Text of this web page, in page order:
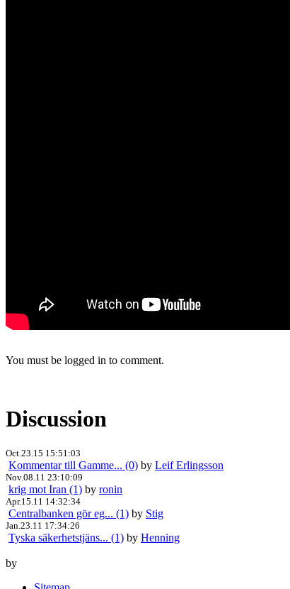
You must be logged in to comment.
Discussion
Oct.23.15 15:51:03
Kommentar till Gamme... (0) by Leif Erlingsson
Nov.08.11 23:10:09
krig mot Iran (1) by ronin
Apr.15.11 14:32:34
Centralbanken gör eg... (1) by Stig
Jan.23.11 17:34:26
Tyska säkerhetstjäns... (1) by Henning
by